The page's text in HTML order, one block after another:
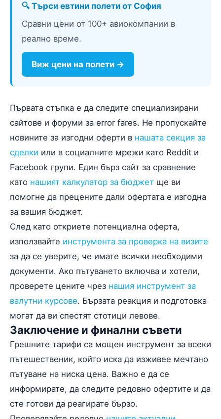
🔍 Търси евтини полети от София
Сравни цени от 100+ авиокомпании в
реално време.
Виж цени на полети →
Първата стъпка е да следите специализирани
сайтове и форуми за error fares. Не пропускайте
новините за изгодни оферти в нашата секция за
сделки или в социалните мрежи като Reddit и
Facebook групи. Един бърз сайт за сравнение
като нашият калкулатор за бюджет ще ви
помогне да прецените дали офертата е изгодна
за вашия бюджет.
След като откриете потенциална оферта,
използвайте инструмента за проверка на визите
за да се уверите, че имате всички необходими
документи. Ако пътуването включва и хотели,
проверете цените чрез нашия инструмент за
валутни курсове. Бързата реакция и подготовка
могат да ви спестят стотици левове.
Заключение и финални съвети
Грешните тарифи са мощен инструмент за всеки
пътешественик, който иска да изживее мечтано
пътуване на ниска цена. Важно е да се
информирате, да следите редовно офертите и да
сте готови да реагирате бързо.